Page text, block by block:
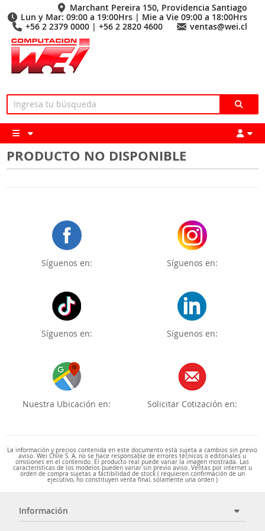
Marchant Pereira 150, Providencia Santiago
Lun y Mar: 09:00 a 19:00Hrs | Mie a Vie 09:00 a 18:00Hrs
+56 2 2379 0000 | +56 2 2820 4600
ventas@wei.cl
PRODUCTO NO DISPONIBLE
Síguenos en: Síguenos en:
Síguenos en: Síguenos en:
Nuestra Ubicación en: Solicitar Cotización en:
La información y precios contenida en este documento está sujeta a cambios sin previo
aviso. Wei Chile S. A. no se hace responsable de errores técnicos o editoriales u
omisiones en el contenido. El producto real puede variar la imagen mostrada. Las
características de los modelos pueden variar sin previo aviso. Ventas por internet u
orden de compra sujetas a factibilidad de stock ( requieren confirmación de un
ejecutivo, no constituyen venta final, solamente una orden )
Información